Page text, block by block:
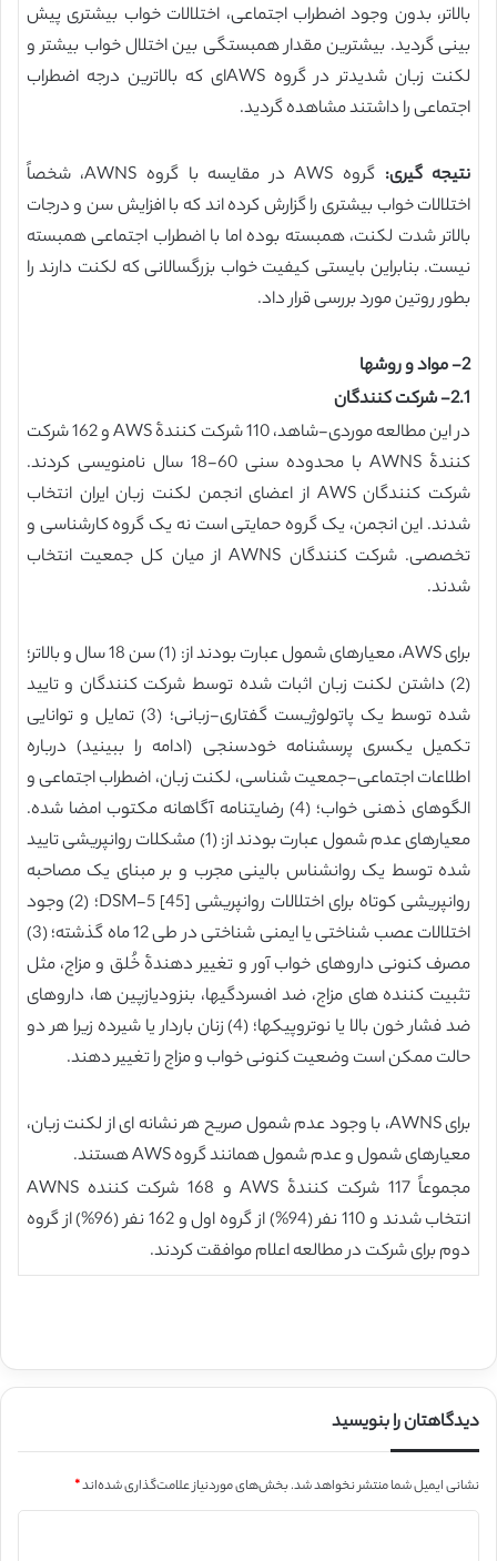
بالاتر، بدون وجود اضطراب اجتماعی، اختلالات خواب بیشتری پیش
بینی گردید. بیشترین مقدار همبستگی بین اختلال خواب بیشتر و
لکنت زبان شدیدتر در گروه AWSای که بالاترین درجه اضطراب
اجتماعی را داشتند مشاهده گردید.
نتیجه گیری:
گروه AWS در مقایسه با گروه AWNS، شخصاً
اختلالات خواب بیشتری را گزارش کرده اند که با افزایش سن و درجات
بالاتر شدت لکنت، همبسته بوده اما با اضطراب اجتماعی همبسته
نیست. بنابراین بایستی کیفیت خواب بزرگسالانی که لکنت دارند را
بطور روتین مورد بررسی قرار داد.
2- مواد و روشها
2.1- شرکت کنندگان
در این مطالعه موردی-شاهد، 110 شرکت کنندۀ AWS و 162 شرکت
کنندۀ AWNS با محدوده سنی 60-18 سال نامنویسی کردند.
شرکت کنندگان AWS از اعضای انجمن لکنت زبان ایران انتخاب
شدند. این انجمن، یک گروه حمایتی است نه یک گروه کارشناسی و
تخصصی. شرکت کنندگان AWNS از میان کل جمعیت انتخاب
شدند.
برای AWS، معیارهای شمول عبارت بودند از: (1) سن 18 سال و بالاتر؛
(2) داشتن لکنت زبان اثبات شده توسط شرکت کنندگان و تایید
شده توسط یک پاتولوژیست گفتاری-زبانی؛ (3) تمایل و توانایی
تکمیل یکسری پرسشنامه خودسنجی (ادامه را ببینید) درباره
اطلاعات اجتماعی-جمعیت شناسی، لکنت زبان، اضطراب اجتماعی و
الگوهای ذهنی خواب؛ (4) رضایتنامه آگاهانه مکتوب امضا شده.
معیارهای عدم شمول عبارت بودند از: (1) مشکلات روانپریشی تایید
شده توسط یک روانشناس بالینی مجرب و بر مبنای یک مصاحبه
روانپریشی کوتاه برای اختلالات روانپریشی DSM-5 [45]؛ (2) وجود
اختلالات عصب شناختی یا ایمنی شناختی در طی 12 ماه گذشته؛ (3)
مصرف کنونی داروهای خواب آور و تغییر دهندۀ خُلق و مزاج، مثل
تثبیت کننده های مزاج، ضد افسردگیها، بنزودیازپین ها، داروهای
ضد فشار خون بالا یا نوتروپیکها؛ (4) زنان باردار یا شیرده زیرا هر دو
حالت ممکن است وضعیت کنونی خواب و مزاج را تغییر دهند.
برای AWNS، با وجود عدم شمول صریح هر نشانه ای از لکنت زبان،
معیارهای شمول و عدم شمول همانند گروه AWS هستند.
مجموعاً 117 شرکت کنندۀ AWS و 168 شرکت کننده AWNS
انتخاب شدند و 110 نفر (94%) از گروه اول و 162 نفر (96%) از گروه
دوم برای شرکت در مطالعه اعلام موافقت کردند.
دیدگاهتان را بنویسید
نشانی ایمیل شما منتشر نخواهد شد.بخش‌های موردنیاز علامت‌گذاری شده‌اند*